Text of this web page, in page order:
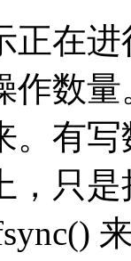
正在
作数
。有
，只